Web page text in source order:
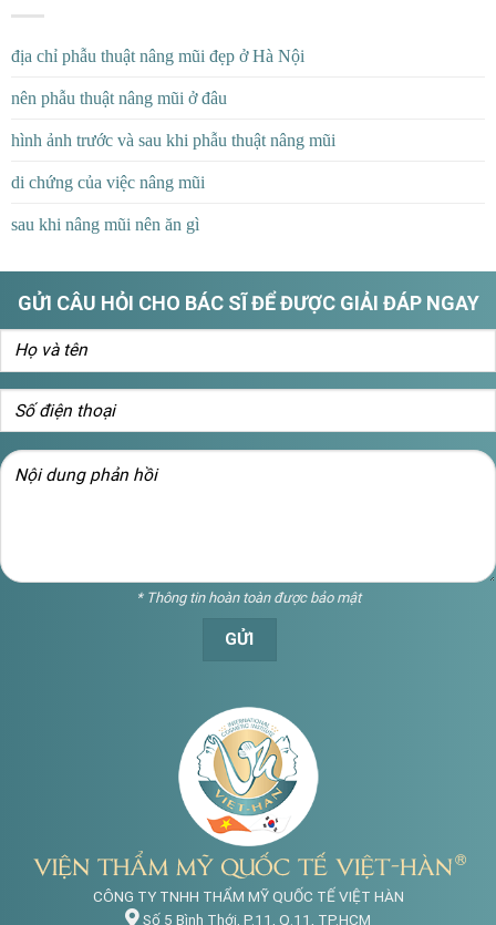
địa chỉ phẫu thuật nâng mũi đẹp ở Hà Nội
nên phẫu thuật nâng mũi ở đâu
hình ảnh trước và sau khi phẫu thuật nâng mũi
di chứng của việc nâng mũi
sau khi nâng mũi nên ăn gì
GỬI CÂU HỎI CHO BÁC SĨ ĐỂ ĐƯỢC GIẢI ĐÁP NGAY
* Thông tin hoàn toàn được bảo mật
CÔNG TY TNHH THẨM MỸ QUỐC TẾ VIỆT HÀN
Số 5 Bình Thới, P.11, Q.11, TP.HCM